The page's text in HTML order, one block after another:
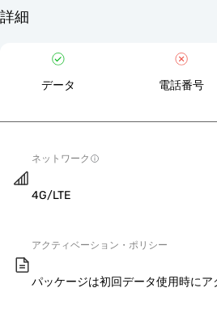
詳細
データ 電話番号
ネットワーク
4G/LTE
アクティベーション・ポリシー
パッケージは初回データ使用時にア